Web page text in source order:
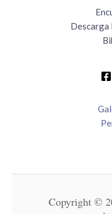
Descarga
Copyright ©